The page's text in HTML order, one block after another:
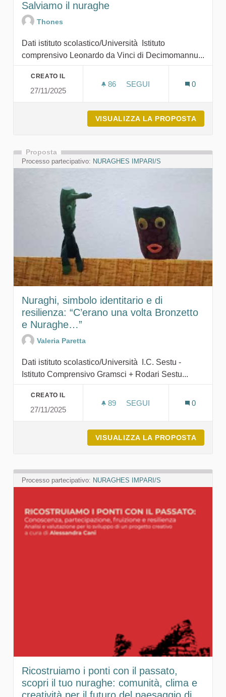
Salviamo il nuraghe
Thones
Dati istituto scolastico/Università Istituto
comprensivo Leonardo da Vinci di Decimomannu...
CREATO IL
27/11/2025
86 86 SOSTENITORI
SEGUI
0
VISUALIZZA LA PROPOSTA
Proposta
Processo partecipativo: NURAGHES IMPARI/S
Nuraghi, simbolo identitario e di
resilienza: “C’erano una volta Bronzetto
e Nuraghe…”
Valeria Paretta
Dati istituto scolastico/Università I.C. Sestu -
Istituto Comprensivo Gramsci + Rodari Sestu...
CREATO IL
27/11/2025
89 89 SOSTENITORI
SEGUI
0
VISUALIZZA LA PROPOSTA
Processo partecipativo: NURAGHES IMPARI/S
Ricostruiamo i ponti con il passato,
scopri il tuo nuraghe: comunità, clima e